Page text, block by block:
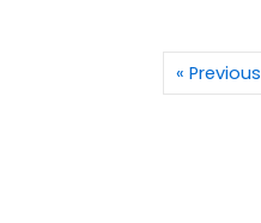
« Previous